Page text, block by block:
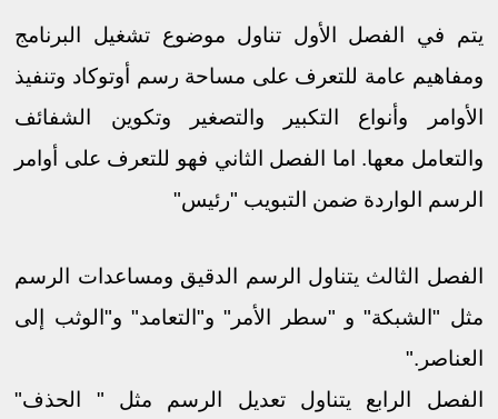
يتم في الفصل اﻷول تناول موضوع تشغيل البرنامج
ومفاهيم عامة للتعرف على مساحة رسم أوتوكاد وتنفيذ
اﻷوامر وأنواع التكبير والتصغير وتكوين الشفائف
والتعامل معها. اما الفصل الثاني فهو للتعرف على أوامر
الرسم الواردة ضمن التبويب "رئيس"
الفصل الثالث يتناول الرسم الدقيق ومساعدات الرسم
مثل "الشبكة" و "سطر اﻷمر" و"التعامد" و"الوثب إلى
العناصر."
الفصل الرابع يتناول تعديل الرسم مثل " الحذف"